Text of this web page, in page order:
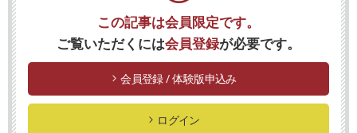
この記事は会員限定です。
ご覧いただくには会員登録が必要です。
会員登録 / 体験版申込み
ログイン